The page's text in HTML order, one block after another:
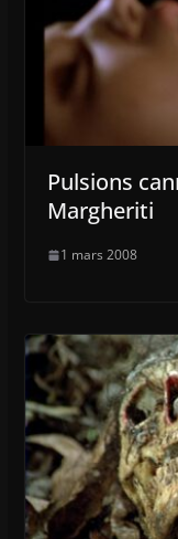
Pulsions
Margheriti
1 mars 2008